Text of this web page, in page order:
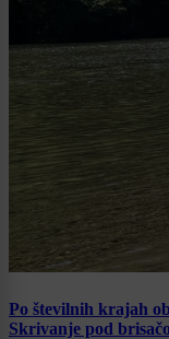
Po številnih krajah
Skrivanje pod